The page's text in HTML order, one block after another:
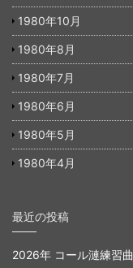
1980年10月
1980年8月
1980年7月
1980年6月
1980年5月
1980年4月
最近の投稿
2026年 コール漣練習曲